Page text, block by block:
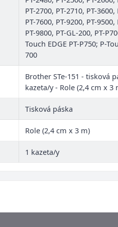
PT-2700, PT-2710, PT-3600,
PT-7600, PT-9200, PT-9500,
PT-9800, PT-GL-200, PT-
Touch EDGE PT-P750; P-
700
Brother STe-151 - tisková
kazeta/y - Role (2,4 cm x 3
Tisková páska
Role (2,4 cm x 3 m)
1 kazeta/y